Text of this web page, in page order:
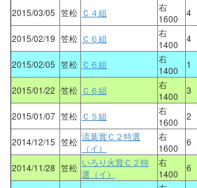
2015/03/05 笠松 Ｃ４組
右
1600
4
2015/02/19 笠松 Ｃ６組
右
1400
4
2015/02/05 笠松 Ｃ６組
右
1400
1
2015/01/22 笠松 Ｃ６組
右
1400
3
2015/01/07 笠松 Ｃ５組
右
1600
2
2014/12/15 笠松 流葉賞Ｃ２特選
（イ）
右
1600
6
2014/11/28 笠松 いろり火賞Ｃ２特
選（イ）
右
1400
6